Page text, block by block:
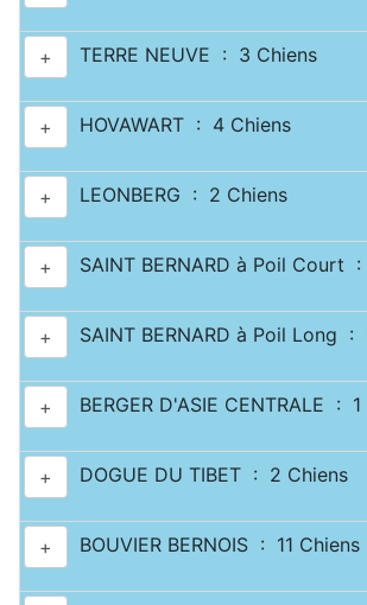
+ TERRE NEUVE : 3 Chiens
+ HOVAWART : 4 Chiens
+ LEONBERG : 2 Chiens
+ SAINT BERNARD à Poil Court
+ SAINT BERNARD à Poil Long :
+ BERGER D'ASIE CENTRALE :
+ DOGUE DU TIBET : 2 Chiens
+ BOUVIER BERNOIS : 11 Chiens